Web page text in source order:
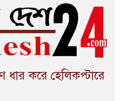
ধার করে হেলিকপ্টারে